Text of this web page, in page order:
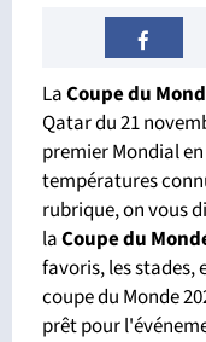
LaCoupe du
Qatar du 21
premier Mondial
températures
rubrique, on vous
laCoupe du
favoris, les stades,
coupe du Monde
prêt pour